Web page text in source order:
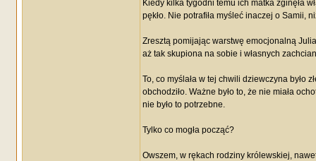
Kiedy kilka tygodni temu ich matka zginęła
pękło. Nie potrafiła myśleć inaczej o Samii,
Zresztą pomijając warstwę emocjonalną
aż tak skupiona na sobie i własnych
To, co myślała w tej chwili dziewczyna było
obchodziło. Ważne było to, że nie miała
nie było to potrzebne.
Tylko co mogła począć?
Owszem, w rękach rodziny królewskiej,